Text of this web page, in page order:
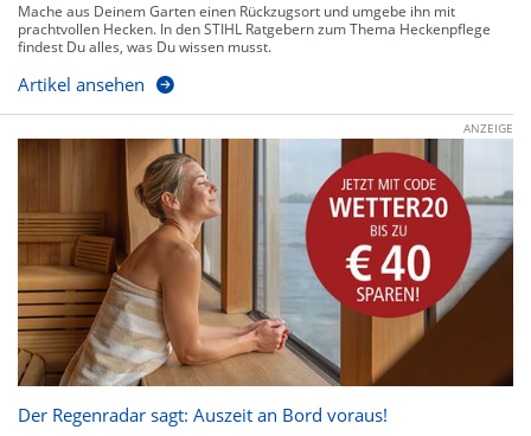
Mache aus Deinem Garten einen Rückzugsort und umgebe ihn mit
prachtvollen Hecken. In den STIHL Ratgebern zum Thema Heckenpflege
findest Du alles, was Du wissen musst.
Artikel ansehen
ANZEIGE
Der Regenradar sagt: Auszeit an Bord voraus!